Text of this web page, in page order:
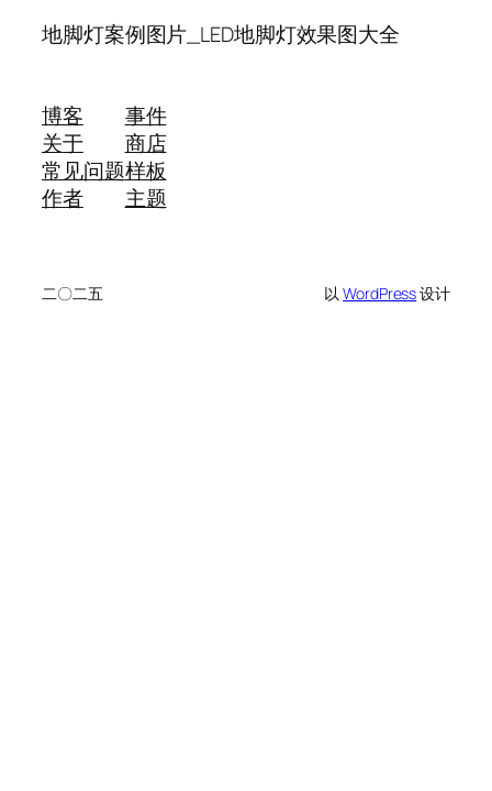
地脚灯案例图片_LED地脚灯效果图大全
博客
关于
常见问题
作者
事件
商店
样板
主题
二〇二五 以WordPress设计